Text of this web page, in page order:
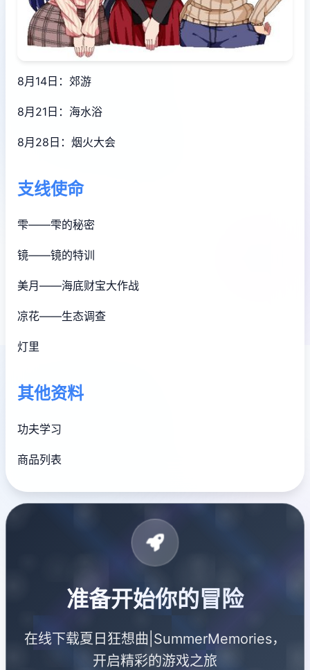
8月14日：郊游
8月21日：海水浴
8月28日：烟火大会
支线使命
雫——雫的秘密
镜——镜的特训
美月——海底财宝大作战
凉花——生态调查
灯里
其他资料
功夫学习
商品列表
准备开始你的冒险
在线下载夏日狂想曲|SummerMemories，
开启精彩的游戏之旅